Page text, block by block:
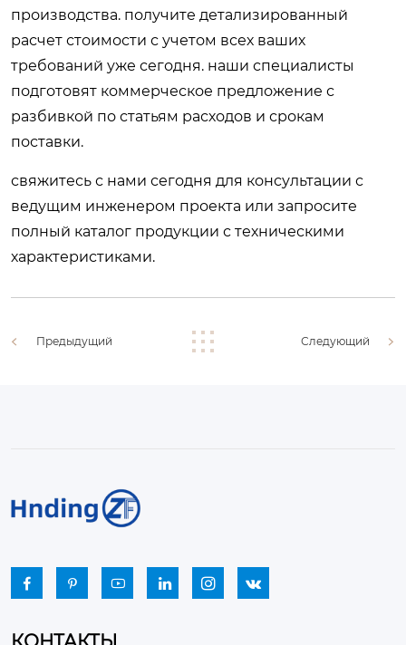
производства. получите детализированный
расчет стоимости с учетом всех ваших
требований уже сегодня. наши специалисты
подготовят коммерческое предложение с
разбивкой по статьям расходов и срокам
поставки.
свяжитесь с нами сегодня для консультации с
ведущим инженером проекта или запросите
полный каталог продукции с техническими
характеристиками.
Предыдущий Следующий
     